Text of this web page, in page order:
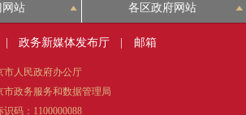
网站 各区政府网站
政务新媒体发布厅 邮箱
市人民政府办公厅
市政务服务和数据管理局
码：1100000088